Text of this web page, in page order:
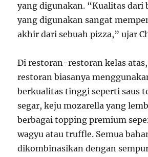
yang digunakan. “Kualitas dari
yang digunakan sangat
akhir dari sebuah pizza,” ujar
Di restoran-restoran kelas
restoran biasanya
berkualitas tinggi seperti saus
segar, keju mozarella yang
berbagai topping premium
wagyu atau truffle. Semua
dikombinasikan dengan